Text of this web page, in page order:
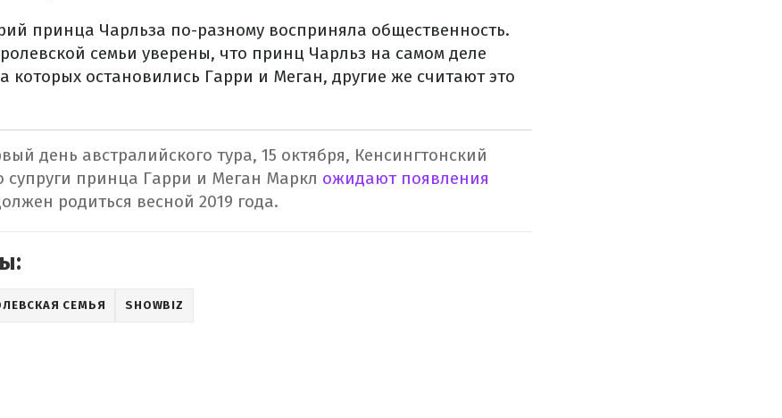
принца Чарльза по-разному восприняла общественность.
семьи уверены, что принц Чарльз на самом деле
которых остановились Гарри и Меган, другие же считают это
день австралийского тура, 15 октября, Кенсингтонский
супруги принца Гарри и Меган Маркл ожидают появления
родиться весной 2019 года.
СЕМЬЯ SHOWBIZ